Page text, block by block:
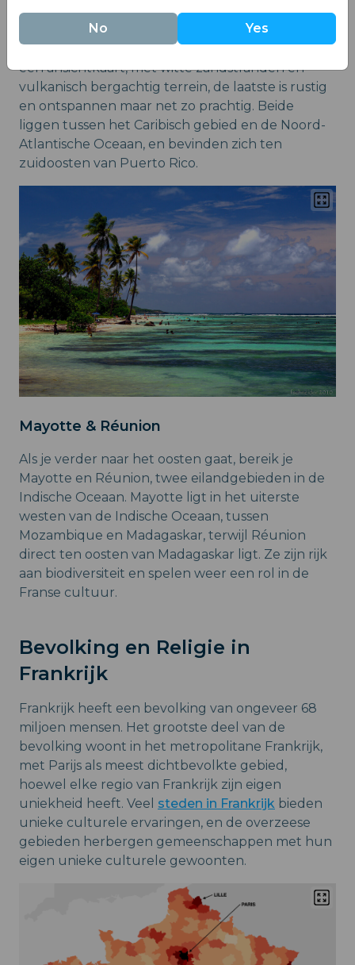
Laten we eens naar het Caribisch gebied kijken –
twee andere Franse regio's, Guadeloupe en
Martinique, in de Caribische Zee. De eerste lijkt op
een ansichtkaart, met witte zandstranden en
vulkanisch bergachtig terrein, de laatste is rustig
en ontspannen maar net zo prachtig. Beide
liggen tussen het Caribisch gebied en de Noord-
Atlantische Oceaan, en bevinden zich ten
zuidoosten van Puerto Rico.
Mayotte & Réunion
Als je verder naar het oosten gaat, bereik je
Mayotte en Réunion, twee eilandgebieden in de
Indische Oceaan. Mayotte ligt in het uiterste
westen van de Indische Oceaan, tussen
Mozambique en Madagaskar, terwijl Réunion
direct ten oosten van Madagaskar ligt. Ze zijn rijk
aan biodiversiteit en spelen weer een rol in de
Franse cultuur.
Bevolking en Religie in
Frankrijk
Frankrijk heeft een bevolking van ongeveer 68
miljoen mensen. Het grootste deel van de
bevolking woont in het metropolitane Frankrijk,
met Parijs als meest dichtbevolkte gebied,
hoewel elke regio van Frankrijk zijn eigen
uniekheid heeft. Veel steden in Frankrijk bieden
unieke culturele ervaringen, en de overzeese
gebieden herbergen gemeenschappen met hun
eigen unieke culturele gewoonten.
No Yes